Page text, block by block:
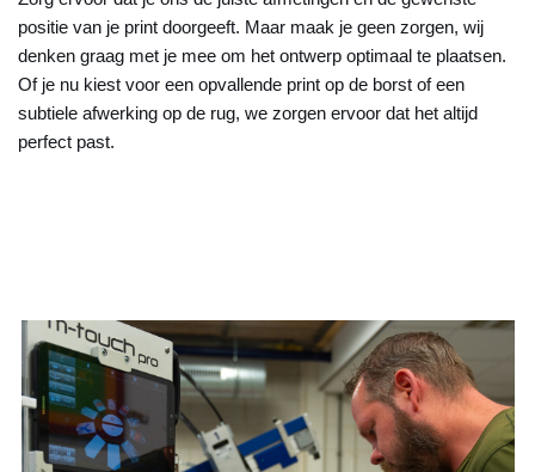
positie van je print doorgeeft. Maar maak je geen zorgen, wij
denken graag met je mee om het ontwerp optimaal te plaatsen.
Of je nu kiest voor een opvallende print op de borst of een
subtiele afwerking op de rug, we zorgen ervoor dat het altijd
perfect past.